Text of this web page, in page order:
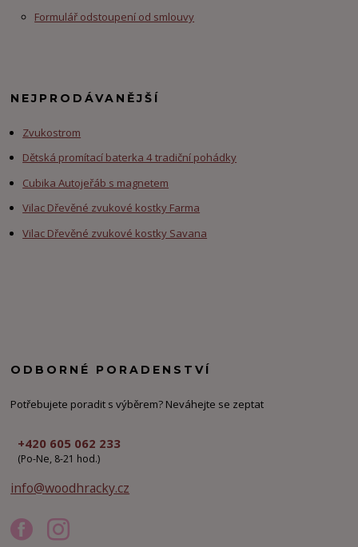
Formulář odstoupení od smlouvy
NEJPRODÁVANĚJŠÍ
Zvukostrom
Dětská promítací baterka 4 tradiční pohádky
Cubika Autojeřáb s magnetem
Vilac Dřevěné zvukové kostky Farma
Vilac Dřevěné zvukové kostky Savana
ODBORNÉ PORADENSTVÍ
Potřebujete poradit s výběrem? Neváhejte se zeptat
+420 605 062 233
(Po-Ne, 8-21 hod.)
info@woodhracky.cz